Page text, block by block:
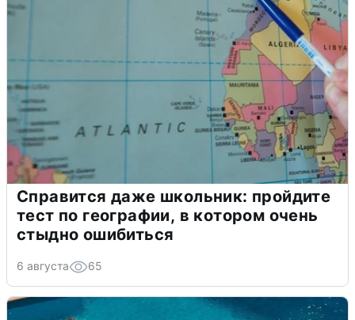
Справится даже школьник: пройдите
тест по географии, в котором очень
стыдно ошибиться
6 августа 65